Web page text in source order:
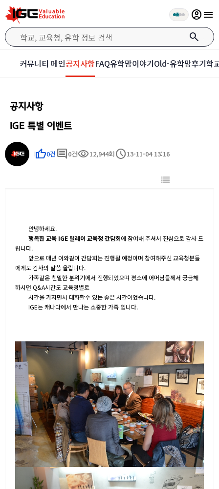
search
account_circlemenu
커뮤니티 메인공지사항FAQ유학맘이야기Old-유학맘후기학
공지사항
IGE 특별 이벤트
thumb_up0건 comment 0건visibility12,944회 schedule13-11-04 13:16
안녕하세요.
행복한 교육 IGE 릴레이 교육청 간담회에 참여해 주셔서 진심으로 감사 드
립니다.
앞으로 매년 이와같이 간담회는 진행될 예정이며 참여해주신 교육청분들
에게도 감사의 말씀 올립니다.
가족같은 친밀한 분위기에서 진행되었으며 평소에 어머님들께서 궁금해
하시던 Q&A시간도 교육청별로
시간을 가지면서 대화할수 있는 좋은 시간이었습니다.
IGE는 캐나다에서 만나는 소중한 가족 입니다.